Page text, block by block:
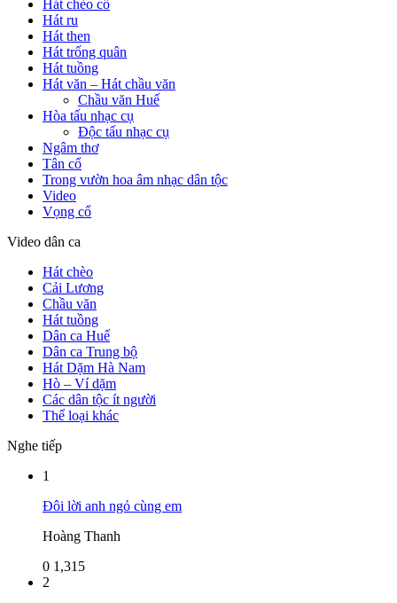
Hát chèo cổ
Hát ru
Hát then
Hát trống quân
Hát tuồng
Hát văn – Hát chầu văn
Chầu văn Huế
Hòa tấu nhạc cụ
Độc tấu nhạc cụ
Ngâm thơ
Tân cổ
Trong vườn hoa âm nhạc dân tộc
Video
Vọng cổ
Video dân ca
Hát chèo
Cải Lương
Chầu văn
Hát tuồng
Dân ca Huế
Dân ca Trung bộ
Hát Dặm Hà Nam
Hò – Ví dặm
Các dân tộc ít người
Thể loại khác
Nghe tiếp
1
Đôi lời anh ngỏ cùng em
Hoàng Thanh
0 1,315
2